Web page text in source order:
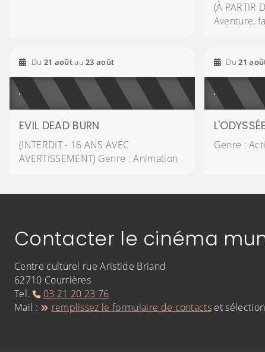
(À PARTIR
Aventure,
Du 21 août2026
au 23 août2026
EVIL DEAD BURN
(INTERDIT - 16 ANS AVEC
AVERTISSEMENT) Genre : Animation
Du 21
L'ODYSSÉE
Genre :
Contacter le cinéma
Centre culturel rue Aristide Briand
62710 Courrières
Tel.
03 21 20 23 76
Mail :
remplissez le formulaire de contacts et